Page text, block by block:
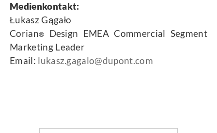
Medienkontakt:
Łukasz Gągało
Corian®
Design EMEA Commercial Segment
Marketing Leader
Email: lukasz.gagalo@dupont.com